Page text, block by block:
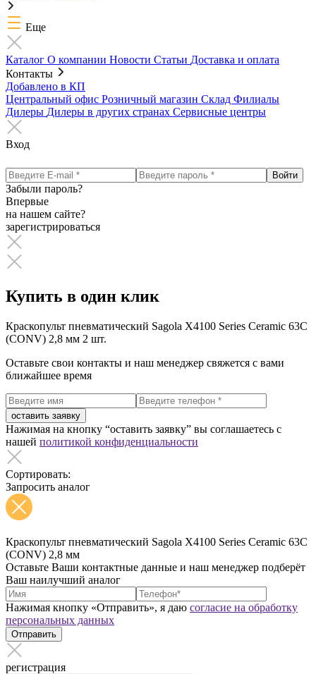
Еще
Каталог О компании Новости Статьи Доставка и оплата
Контакты
Добавлено в КП
Центральный офис Розничный магазин Склад Филиалы
Дилеры Дилеры в других странах Сервисные центры
Вход
Забыли пароль?
Впервые
на нашем сайте?
зарегистрироваться
Купить в один клик
Краскопульт пневматический Sagola X4100 Series Ceramic 63С
(CONV) 2,8 мм 2 шт.
Оставьте свои контакты и наш менеджер свяжется с вами
ближайшее время
оставить заявку
Нажимая на кнопку “оставить заявку” вы соглашаетесь с
нашей политикой конфиденциальности
Сортировать:
Запросить аналог
Краскопульт пневматический Sagola X4100 Series Ceramic 63С
(CONV) 2,8 мм
Оставьте Ваши контактные данные и наш менеджер подберёт
Ваш наилучший аналог
Нажимая кнопку «Отправить», я даю согласие на обработку
персональных данных
Отправить
регистрация